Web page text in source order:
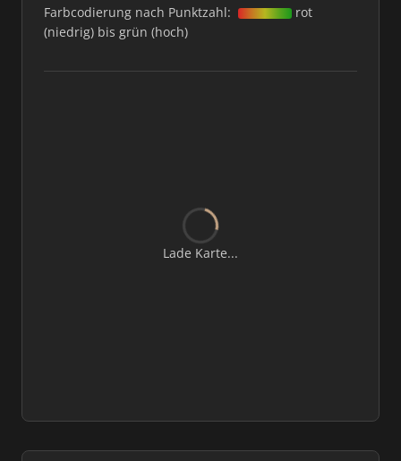
Farbcodierung nach Punktzahl:
rot
(niedrig) bis grün (hoch)
Lade Karte...